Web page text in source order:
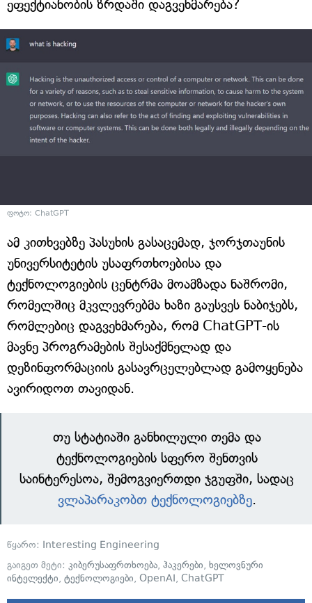
ეფექტიანობის ზრდაში დაგვეხმარება?
ფოტო: ChatGPT
ამ კითხვებზე პასუხის გასაცემად, ჯორჯთაუნის
უნივერსიტეტის უსაფრთხოებისა და
ტექნოლოგიების ცენტრმა მოამზადა ნაშრომი,
რომელშიც მკვლევრებმა ხაზი გაუსვეს ნაბიჯებს,
რომლებიც დაგვეხმარება, რომ ChatGPT-ის
მავნე პროგრამების შესაქმნელად და
დეზინფორმაციის გასავრცელებლად გამოყენება
ავირიდოთ თავიდან.
თუ სტატიაში განხილული თემა და
ტექნოლოგიების სფერო შენთვის
საინტერესოა, შემოგვიერთდი ჯგუფში, სადაც
ვლაპარაკობთ ტექნოლოგიებზე.
წყარო: Interesting Engineering
გაიგეთ მეტი: კიბერუსაფრთხოება, ჰაკერები, ხელოვნური
ინტელექტი, ტექნოლოგიები, OpenAI, ChatGPT